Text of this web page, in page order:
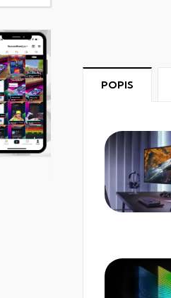
POPIS